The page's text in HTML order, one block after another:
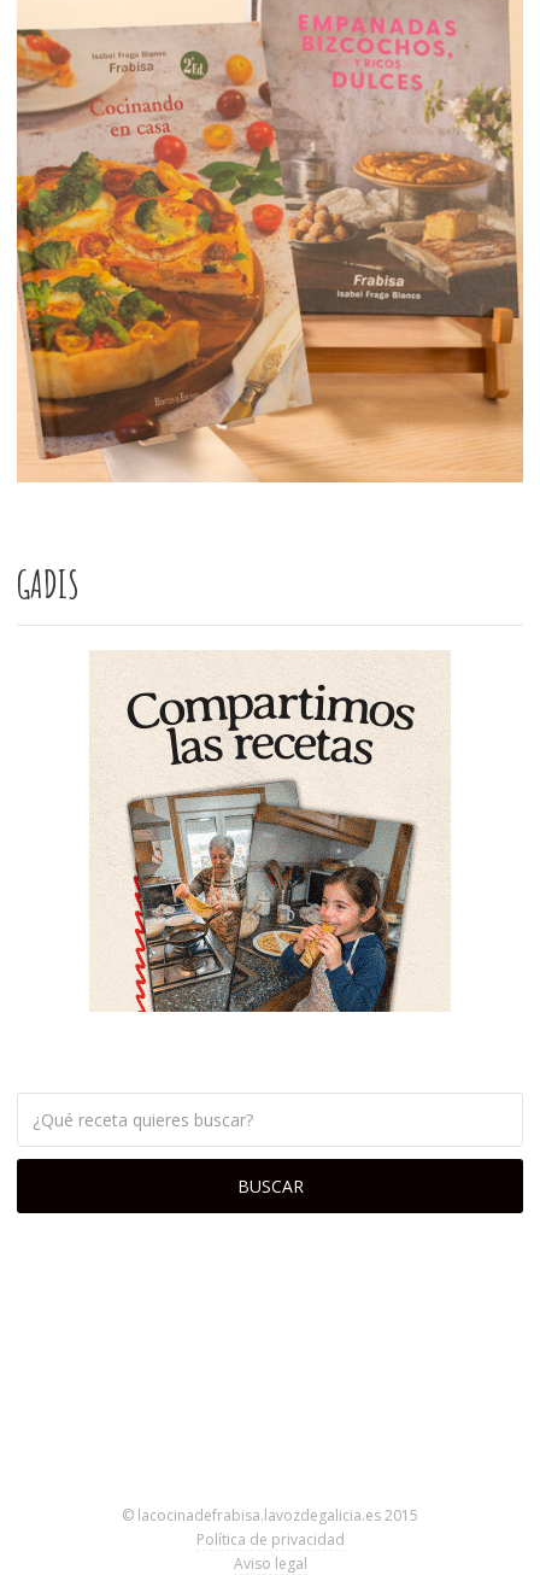
GADIS
© lacocinadefrabisa.lavozdegalicia.es 2015
Política de privacidad
Aviso legal